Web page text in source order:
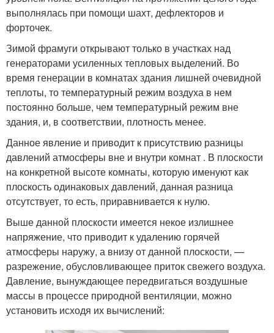
выполнялась при помощи шахт, дефлекторов и
форточек.
Зимой фрамуги открывают только в участках над
генераторами усиленных тепловых выделений. Во
время генерации в комнатах здания лишней очевидной
теплоты, то температурный режим воздуха в нем
постоянно больше, чем температурный режим вне
здания, и, в соответствии, плотность менее.
Данное явление и приводит к присутствию разницы
давлений атмосферы вне и внутри комнат . В плоскости
на конкретной высоте комнаты, которую именуют как
плоскость одинаковых давлений, данная разница
отсутствует, то есть, приравнивается к нулю.
Выше данной плоскости имеется некое излишнее
напряжение, что приводит к удалению горячей
атмосферы наружу, а внизу от данной плоскости, —
разрежение, обусловливающее приток свежего воздуха.
Давление, вынуждающее передвигаться воздушные
массы в процессе природной вентиляции, можно
установить исходя их вычислений: